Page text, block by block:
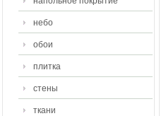
небо
обои
плитка
стены
ткани